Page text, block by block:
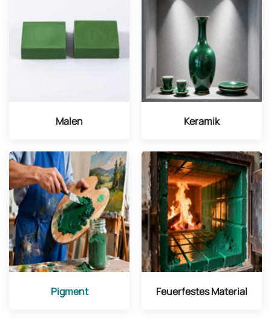
Malen Keramik
Pigment Feuerfestes Material